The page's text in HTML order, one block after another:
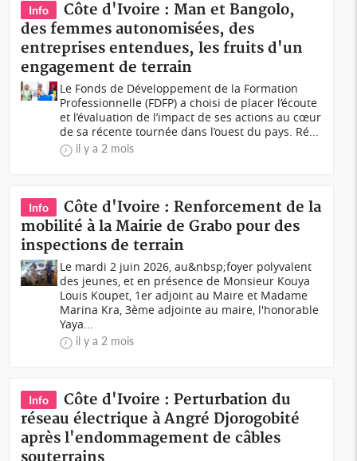
Info
Côte d'Ivoire : Man et Bangolo,
des femmes autonomisées, des
entreprises entendues, les fruits d'un
engagement de terrain
Le Fonds de Développement de la Formation
Professionnelle (FDFP) a choisi de placer l’écoute
et l’évaluation de l’impact de ses actions au cœur
de sa récente tournée dans l’ouest du pays. Ré...
il y a 2 mois
Info
Côte d'Ivoire : Renforcement de la
mobilité à la Mairie de Grabo pour des
inspections de terrain
Le mardi 2 juin 2026, au&nbsp;foyer polyvalent
des jeunes, et en présence de Monsieur Kouya
Louis Koupet, 1er adjoint au Maire et Madame
Marina Kra, 3ème adjointe au maire, l'honorable
Yaya...
il y a 2 mois
Info
Côte d'Ivoire : Perturbation du
réseau électrique à Angré Djorogobité
après l'endommagement de câbles